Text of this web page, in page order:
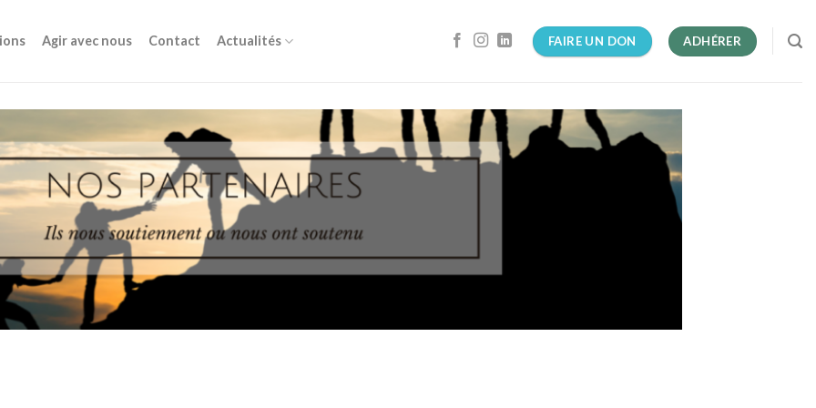
Agir avec nous Contact Actualités FAIRE UN DON ADHÉRER